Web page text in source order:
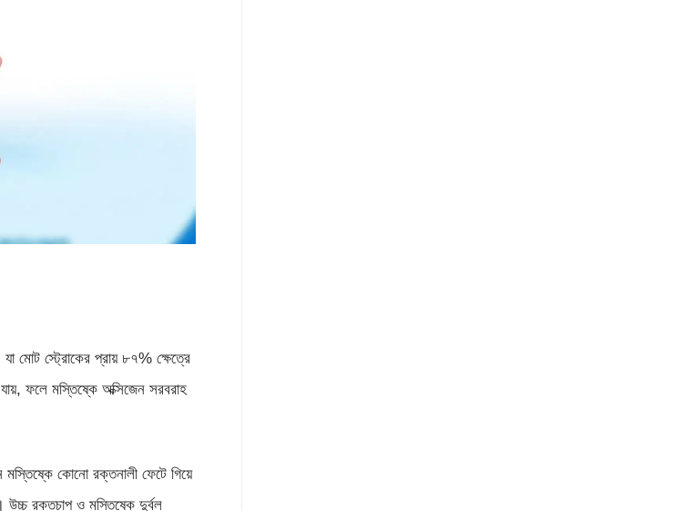
মোট স্ট্রোকের প্রায় ৮৭% ক্ষেত্রে
ফলে মস্তিষ্কে অক্সিজেন সরবরাহ
কোনো রক্তনালী ফেটে গিয়ে
রক্তচাপ ও মস্তিষ্কে দুর্বল